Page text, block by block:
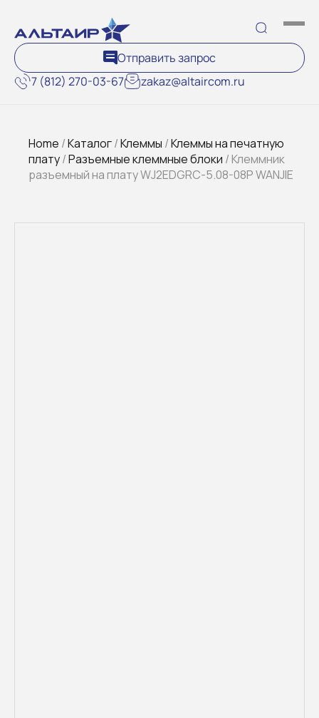
7 (812) 270-03-67 zakaz@altaircom.ru
Отправить запрос
Home /Каталог/Клеммы /Клеммы на печатную
плату/Разъемные клеммные блоки / Клеммник
разъемный на плату WJ2EDGRC-5.08-08P WANJIE